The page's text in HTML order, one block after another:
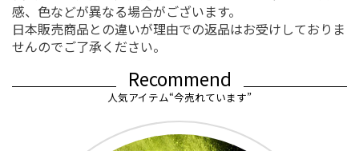
感、色などが異なる場合がございます。
日本販売商品との違いが理由での返品はお受けしておりま
せんのでご了承ください。
Recommend
人気アイテム“今売れています”